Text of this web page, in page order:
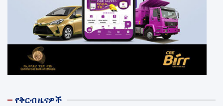
የቅርብ ዜናዎች